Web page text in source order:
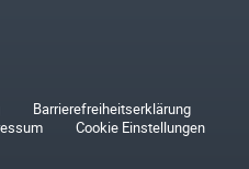
Barrierefreiheitserklärung
Cookie Einstellungen